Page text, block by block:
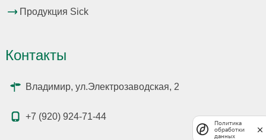
Продукция Sick
Контакты
Владимир, ул.Электрозаводская, 2
+7 (920) 924-71-44
Политика
обработки
данных